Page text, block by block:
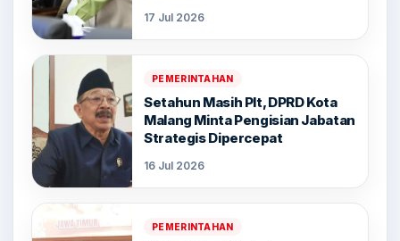
17 Jul 2026
PEMERINTAHAN
Setahun Masih Plt, DPRD Kota
Malang Minta Pengisian Jabatan
Strategis Dipercepat
16 Jul 2026
PEMERINTAHAN